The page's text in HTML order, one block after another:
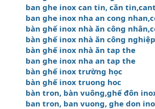
ban ghe inox can tin, căn
ban ghe inox nha an cong
bàn ghế inox nhà ăn công
bàn ghế inox nhà ăn công nghiệp
bàn ghế inox nhà ăn tap the
ban ghe inox nha an tap the
bàn ghế inox trường học
bàn ghế inox truong hoc
bàn tron, bàn vuông,ghế đôn
ban tron, ban vuong, ghe don